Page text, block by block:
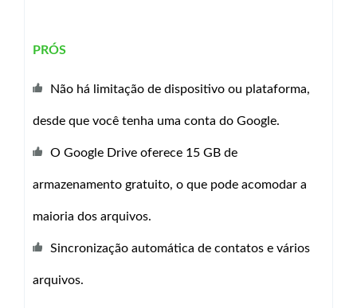
PRÓS
Não há limitação de dispositivo ou plataforma,
desde que você tenha uma conta do Google.
O Google Drive oferece 15 GB de
armazenamento gratuito, o que pode acomodar a
maioria dos arquivos.
Sincronização automática de contatos e vários
arquivos.